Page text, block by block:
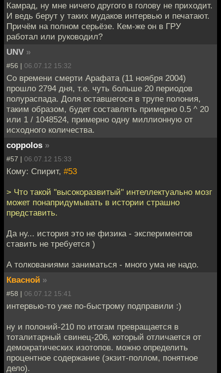
Камрад, ну мне ничего другого в голову не приходит.
И ведь берут у таких мудаков интервью и печатают.
Причём на полном серьёзе. Кем-же он в ГРУ
работал или руководил?
UNV »
#56 | 06.07.12 15:32
Со времени смерти Арафата (11 ноября 2004)
прошло 2794 дня, т.е. чуть больше 20 периодов
полураспада. Доля оставшегося в трупе полония,
таким образом, будет составлять примерно 0.5 ^ 20
или 1 / 1048524, примерно одну миллионную от
исходного количества.
coppolos »
#57 | 06.07.12 15:33
Кому: Спирит, #53
> Что такой "высокоразвитый" интеллектуально мозг
может понапридумывать в истории страшно
представить.
Да ну... история это не физика - экспериментов
ставить не требуется )
А толкованиями заниматься - много ума не надо.
Квасной »
#58 | 06.07.12 15:41
интервью-то уже по-быстрому подправили :)
ну и полоний-210 по итогам превращается в
тоталитарный свинец-206, который отличается от
демократических изотопов. можно определить
процентное содержание (экзит-поллом, понятное
дело).